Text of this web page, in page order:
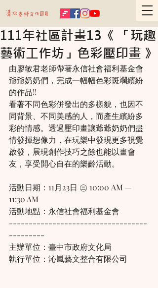
111年社區計畫13《 「玩趣
藝術工作坊」色彩壓印畫 》
由廖敏君老師帶著永信社會福利基金會
爺爺奶奶們，完成一幅幅色彩斑斕繽紛
的作品!!
看著不同色彩併發出的多樣貌，也因不
同背景、不同美感的人，而產生繽紛多
彩的情感。透過壓印畫讓爺爺奶奶們盡
情發揮想像力，在玩樂中發現更多視覺
啟發，展現創作技巧之餘也能以畫會
友，享受開心自在的樂齡活動。
活動日期：11月23日 ㊂ 10:00 AM —
11:30 AM
活動地點：永信社會福利基金會
-----------------------------------
---------
主辦單位：臺中市政府文化局​
執行單位：沁嵐藝文整合有限公司​